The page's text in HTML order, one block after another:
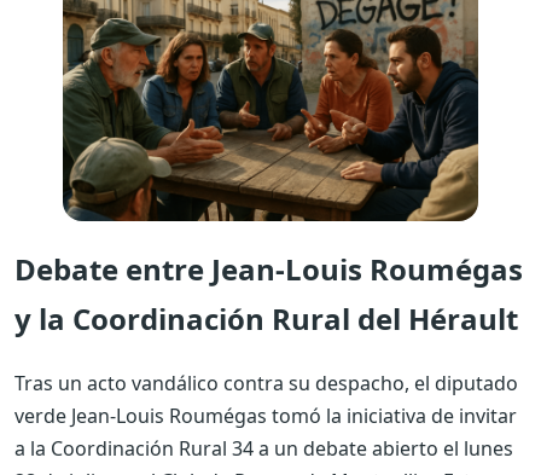
Debate entre Jean-Louis Roumégas
y la Coordinación Rural del Hérault
Tras un acto vandálico contra su despacho, el diputado
verde Jean-Louis Roumégas tomó la iniciativa de invitar
a la Coordinación Rural 34 a un debate abierto el lunes